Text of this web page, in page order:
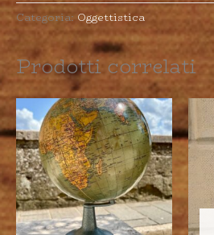
Categoria: Oggettistica
Prodotti correlati